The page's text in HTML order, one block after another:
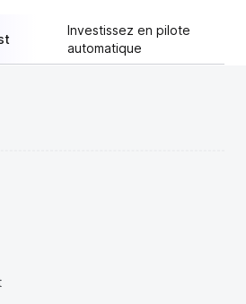
Investissez en pilote
automatique